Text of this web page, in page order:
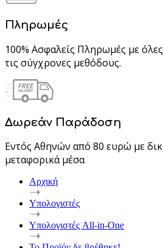
Πληρωμές
100% Ασφαλείς Πληρωμές με όλες
τις σύγχρονες μεθόδους.
Δωρεάν Παράδοση
Εντός Αθηνών από 80 ευρώ με
μεταφορικά μέσα
Αρχική
Υπολογιστές
Υπολογιστές All-in-One